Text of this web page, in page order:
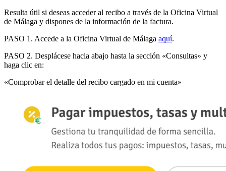
Resulta útil si deseas acceder al recibo a través de la Oficina Virtual
de Málaga y dispones de la información de la factura.
PASO 1 . Accede a la Oficina Virtual de Málaga aquí.
PASO 2. Desplácese hacia abajo hasta la sección «Consultas» y
haga clic en:
«Comprobar el detalle del recibo cargado en mi cuenta»